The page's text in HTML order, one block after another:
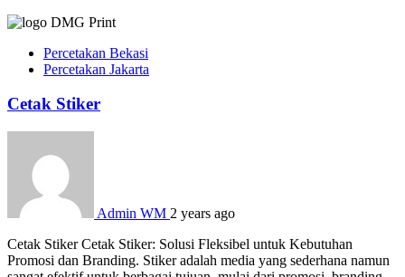
Percetakan Bekasi
Percetakan Jakarta
Cetak Stiker
Admin WM 2 years ago
Cetak Stiker Cetak Stiker: Solusi Fleksibel untuk Kebutuhan
Promosi dan Branding. Stiker adalah media yang sederhana namun